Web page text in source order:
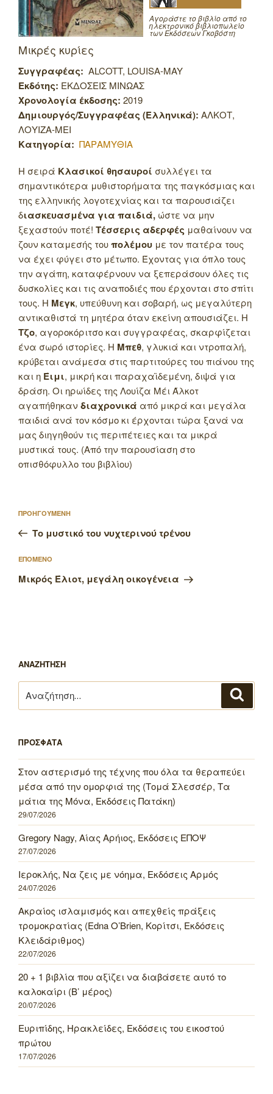
Αγοράστε το βιβλίο από το
ηλεκτρονικό βιβλιοπωλείο
των Εκδόσεων Γκοβόστη
Μικρές κυρίες
Συγγραφέας: ALCOTT, LOUISA-MAY
Εκδότης: ΕΚΔΟΣΕΙΣ ΜΙΝΩΑΣ
Χρονολογία έκδοσης: 2019
Δημιουργός/Συγγραφέας (Ελληνικά): ΑΛΚΟΤ,
ΛΟΥΙΖΑ-ΜΕΙ
Κατηγορία: ΠΑΡΑΜΥΘΙΑ
Η σειρά Κλασικοί θησαυροί συλλέγει τα
σημαντικότερα μυθιστορήματα της παγκόσμιας και
της ελληνικής λογοτεχνίας και τα παρουσιάζει
διασκευασμένα για παιδιά, ώστε να μην
ξεχαστούν ποτέ! Τέσσερις αδερφές μαθαίνουν να
ζουν καταμεσής τουπολέμου με τον πατέρα τους
να έχει φύγει στο μέτωπο. Έχοντας για όπλο τους
την αγάπη, καταφέρνουν να ξεπεράσουν όλες τις
δυσκολίες και τις αναποδιές που έρχονται στο σπίτι
τους. Η Μεγκ, υπεύθυνη και σοβαρή, ως μεγαλύτερη
αντικαθιστά τη μητέρα όταν εκείνη απουσιάζει. Η
Τζο, αγοροκόριτσο και συγγραφέας, σκαρφίζεται
ένα σωρό ιστορίες. Η Μπεθ, γλυκιά και ντροπαλή,
κρύβεται ανάμεσα στις παρτιτούρες του πιάνου της
και η Έιμι, μικρή και παραχαϊδεμένη, διψά για
δράση. Οι ηρωίδες της Λουίζα Μέι Άλκοτ
αγαπήθηκαν διαχρονικά από μικρά και μεγάλα
παιδιά ανά τον κόσμο κι έρχονται τώρα ξανά να
μας διηγηθούν τις περιπέτειες και τα μικρά
μυστικά τους. (Από την παρουσίαση στο
οπισθόφυλλο του βιβλίου)
άρθρων
Προηγούμενο
άρθρο
ΠΡΟΗΓΟΥΜΕΝΗ
Το μυστικό του νυχτερινού τρένου
Επόμενο
άρθρο
ΕΠΟΜΕΝΟ
Μικρός Έλιοτ, μεγάλη οικογένεια
ΑΝΑΖΗΤΗΣΗ
για:
ΠΡΟΣΦΑΤΑ
Στον αστερισμό της τέχνης που όλα τα θεραπεύει
μέσα από την ομορφιά της (Τομά Σλεσσέρ, Τα
μάτια της Μόνα, Εκδόσεις Πατάκη)
29/07/2026
Gregory Nagy, Αίας Αρήιος, Εκδόσεις ΕΠΟΨ
27/07/2026
Ιεροκλής, Να ζεις με νόημα, Εκδόσεις Αρμός
24/07/2026
Ακραίος ισλαμισμός και απεχθείς πράξεις
τρομοκρατίας (Edna O’Brien, Κορίτσι, Εκδόσεις
Κλειδάριθμος)
22/07/2026
20 + 1 βιβλία που αξίζει να διαβάσετε αυτό το
καλοκαίρι (Β’ μέρος)
20/07/2026
Ευριπίδης, Ηρακλείδες, Εκδόσεις του εικοστού
πρώτου
17/07/2026